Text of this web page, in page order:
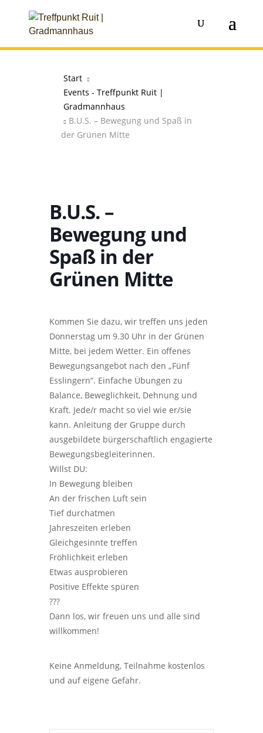
Start
Events - Treffpunkt Ruit |
Gradmannhaus
B.U.S. – Bewegung und Spaß in
der Grünen Mitte
B.U.S. –
Bewegung und
Spaß in der
Grünen Mitte
Kommen Sie dazu, wir treffen uns jeden
Donnerstag um 9.30 Uhr in der Grünen
Mitte, bei jedem Wetter. Ein offenes
Bewegungsangebot nach den „Fünf
Esslingern“. Einfache Übungen zu
Balance, Beweglichkeit, Dehnung und
Kraft. Jede/r macht so viel wie er/sie
kann. Anleitung der Gruppe durch
ausgebildete bürgerschaftlich engagierte
Bewegungsbegleiterinnen.
Willst DU:
In Bewegung bleiben
An der frischen Luft sein
Tief durchatmen
Jahreszeiten erleben
Gleichgesinnte treffen
Fröhlichkeit erleben
Etwas ausprobieren
Positive Effekte spüren
???
Dann los, wir freuen uns und alle sind
willkommen!
Keine Anmeldung, Teilnahme kostenlos
und auf eigene Gefahr.